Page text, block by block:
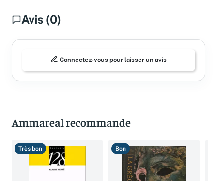
Avis (0)
Connectez-vous pour laisser un avis
Ammareal recommande
Très bon Bon